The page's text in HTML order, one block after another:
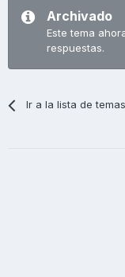
Archivado
Este tema
respuestas.
Ir a la lista de temas